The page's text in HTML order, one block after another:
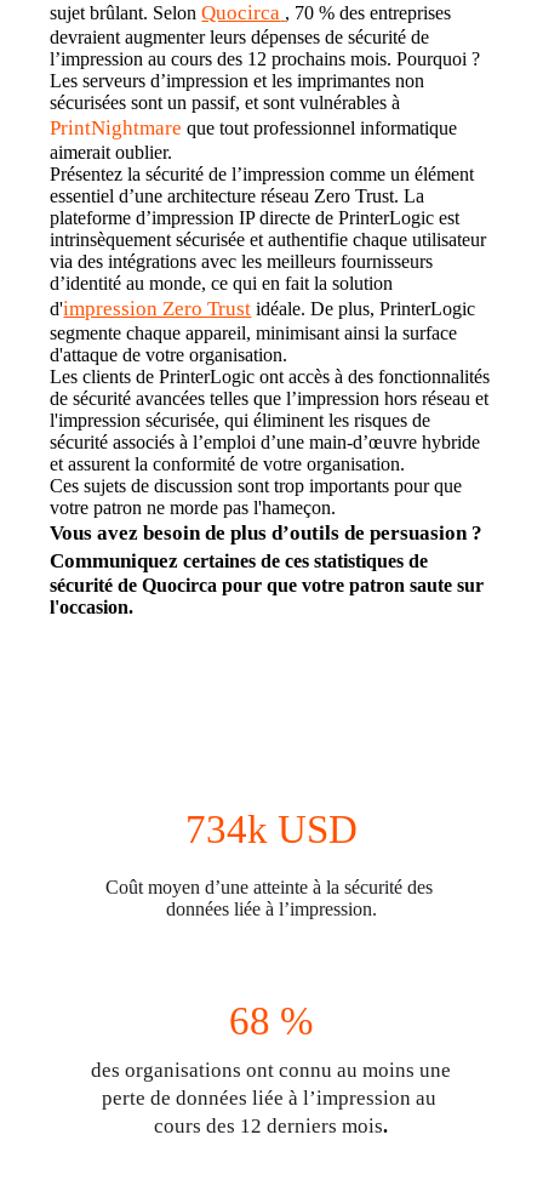
sujet brûlant. Selon Quocirca , 70 % des entreprises
devraient augmenter leurs dépenses de sécurité de
l’impression au cours des 12 prochains mois. Pourquoi ?
Les serveurs d’impression et les imprimantes non
PrintNightmare que tout professionnel informatique
aimerait oublier.
Présentez la sécurité de l’impression comme un élément
essentiel d’une architecture réseau Zero Trust. La
plateforme d’impression IP directe de PrinterLogic est
intrinsèquement sécurisée et authentifie chaque utilisateur
via des intégrations avec les meilleurs fournisseurs
d’identité au monde, ce qui en fait la solution
d'impression Zero Trust idéale. De plus, PrinterLogic
segmente chaque appareil, minimisant ainsi la surface
d'attaque de votre organisation.
Les clients de PrinterLogic ont accès à des fonctionnalités
de sécurité avancées telles que l’impression hors réseau et
l'impression sécurisée, qui éliminent les risques de
sécurité associés à l’emploi d’une main-d’œuvre hybride
et assurent la conformité de votre organisation.
Ces sujets de discussion sont trop importants pour que
votre patron ne morde pas l'hameçon.
Vous avez besoin de plus d’outils de persuasion ?
Communiquez certaines de ces statistiques de
sécurité de Quocirca pour que votre patron saute sur
l'occasion.
734k USD
Coût moyen d’une atteinte à la sécurité des
données liée à l’impression.
68 %
des organisations ont connu au moins une
perte de données liée à l’impression au
cours des 12 derniers mois.